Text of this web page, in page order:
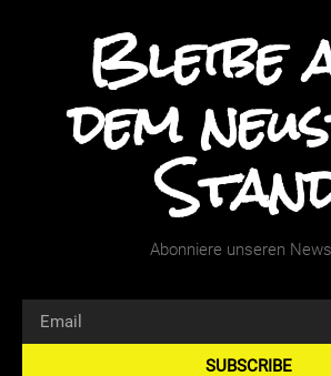
Bleibe
dem
Abonniere unseren
SUBSCRIBE